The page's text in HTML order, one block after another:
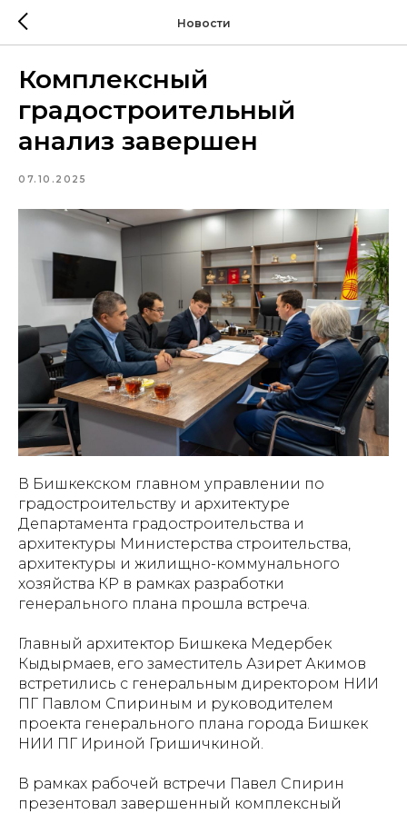
Новости
Комплексный
градостроительный
анализ завершен
07.10.2025
В Бишкекском главном управлении по
градостроительству и архитектуре
Департамента градостроительства и
архитектуры Министерства строительства,
архитектуры и жилищно-коммунального
хозяйства КР в рамках разработки
генерального плана прошла встреча.
Главный архитектор Бишкека Медербек
Кыдырмаев, его заместитель Азирет Акимов
встретились с генеральным директором НИИ
ПГ Павлом Спириным и руководителем
проекта генерального плана города Бишкек
НИИ ПГ Ириной Гришичкиной.
В рамках рабочей встречи Павел Спирин
презентовал завершенный комплексный